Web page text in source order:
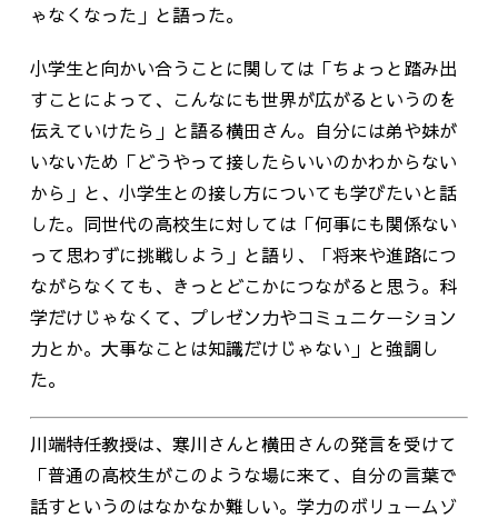
ゃなくなった」と語った。
小学生と向かい合うことに関しては「ちょっと踏み出
すことによって、こんなにも世界が広がるというのを
伝えていけたら」と語る横田さん。自分には弟や妹が
いないため「どうやって接したらいいのかわからない
から」と、小学生との接し方についても学びたいと話
した。同世代の高校生に対しては「何事にも関係ない
って思わずに挑戦しよう」と語り、「将来や進路につ
ながらなくても、きっとどこかにつながると思う。科
学だけじゃなくて、プレゼン力やコミュニケーション
力とか。大事なことは知識だけじゃない」と強調し
た。
川端特任教授は、寒川さんと横田さんの発言を受けて
「普通の高校生がこのような場に来て、自分の言葉で
話すというのはなかなか難しい。学力のボリュームゾ